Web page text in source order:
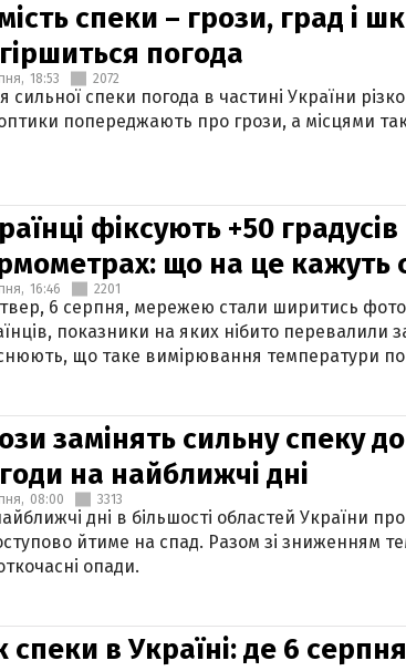
спеки – грози, град і
погода
18:53 2072
сильної спеки погода в частині України
попереджають про грози, а місцями
фіксують +50
що на це кажуть
16:46 2201
6 серпня, мережею стали ширитись
показники на яких нібито перевалили
що таке вимірювання температури
замінять сильну спеку
на найближчі дні
08:00 3313
дні в більшості областей України
йтиме на спад. Разом зі зниженням
опади.
спеки в Україні: де 6